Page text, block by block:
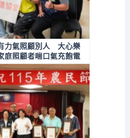
力氣照顧別人 大心樂
庭照顧者喘口氣充飽電